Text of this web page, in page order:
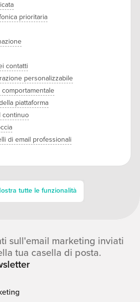
sull'email marketing inviati
tua casella di posta.